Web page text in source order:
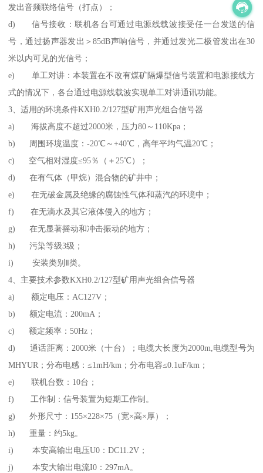
发出音频联络信号（打点）；
d) 信号接收：联机各台可通过电源线载波接受任一台发送的信
号，通过扬声器发出＞85dB声响信号，并通过发光二极管发出在30
米以内可见的光信号；
e) 单工对讲：本装置在不改有煤矿隔爆型信号装置和电源接线方
式的情况下，各台通过电源线载波实现单工对讲通讯功能。
3、适用的环境条件KXH0.2/127型矿用声光组合信号器
a) 海拔高度不超过2000米，压力80～110Kpa；
b) 周围环境温度：-20℃～+40℃，高年平均气温20℃；
c) 空气相对湿度≤95％（＋25℃）；
d) 在有气体（甲烷）混合物的矿井中；
e) 在无破金属及绝缘的腐蚀性气体和蒸汽的环境中；
f) 在无滴水及其它液体侵入的地方；
g) 在无显著摇动和冲击振动的地方；
h) 污染等级3级；
i) 安装类别Ⅱ类。
4、主要技术参数KXH0.2/127型矿用声光组合信号器
a) 额定电压：AC127V；
b) 额定电流：200mA；
c) 额定频率：50Hz；
d) 通话距离：2000米（十台）；电缆大长度为2000m,电缆型号为
MHYUR；分布电感：≤1mH/km；分布电容≤0.1uF/km；
e) 联机台数：10台；
f) 工作制：信号装置为短期工作制。
g) 外形尺寸：155×228×75（宽×高×厚）；
h) 重量：约5kg。
i) 本安高输出电压U0：DC11.2V；
j) 本安大输出电流I0：297mA。